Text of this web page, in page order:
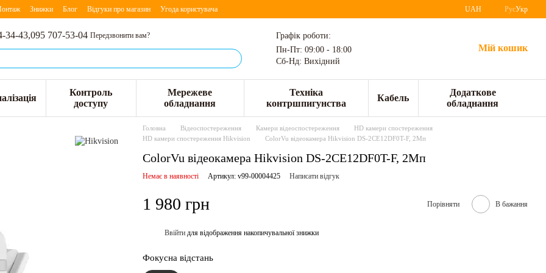
Знижки Блог Відгуки про магазин Угода користувача UAH РусУкр
34-43,095 707-53-04 Передзвонити вам?
Графік роботи:
Пн-Пт: 09:00 - 18:00
Сб-Нд: Вихідний
Мій кошик
Контроль
доступу
Мережеве
обладнання
Техніка
контршпигунства
Кабель
Додаткове
обладнання
Головна Відеоспостереження Камери відеоспостереження
HD камери спостереження
HD камери спостереження Hikvision
ColorVu відеокамера Hikvision DS-2CE12DF0T-F, 2Мп
ColorVu відеокамера Hikvision DS-2CE12DF0T-F, 2Мп
Немає в наявності Артикул: v99-00004425 Написати відгук
1 980 грн Порівняти В бажання
Ввійти для відображення накопичувальної знижки
Фокусна відстань